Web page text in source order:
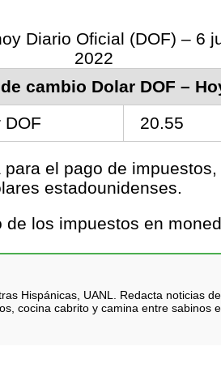
Diario Oficial (DOF) – 6
2022
cambio Dolar DOF –
DOF
20.55
el pago de
estadounidenses.
los impuestos en
Hispánicas, UANL. Redacta noticias
cocina cabrito y camina entre sabinos